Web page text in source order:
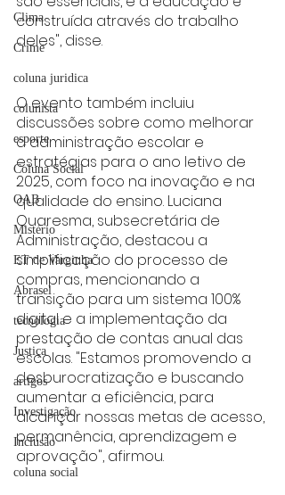
Clima
Crime
coluna juridica
colunista
esporte
Coluna Social
OAB
Mistério
ET de Varginha
Abrasel
tecnologia
Justiça
artigos
Investigação
Inclusão
coluna social
construída através do trabalho
deles", disse.
O evento também incluiu
discussões sobre como melhorar
a administração escolar e
estratégias para o ano letivo de
2025, com foco na inovação e na
qualidade do ensino. Luciana
Quaresma, subsecretária de
Administração, destacou a
simplificação do processo de
compras, mencionando a
transição para um sistema 100%
digital e a implementação da
prestação de contas anual das
escolas. "Estamos promovendo a
desburocratização e buscando
aumentar a eficiência, para
alcançar nossas metas de acesso,
permanência, aprendizagem e
aprovação", afirmou.